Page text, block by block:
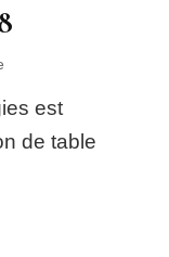
Mariage
#38
est
de table